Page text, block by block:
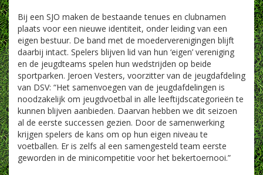
Bij een SJO maken de bestaande tenues en clubnamen
plaats voor een nieuwe identiteit, onder leiding van een
eigen bestuur. De band met de moederverenigingen blijft
daarbij intact. Spelers blijven lid van hun ‘eigen’ vereniging
en de jeugdteams spelen hun wedstrijden op beide
sportparken. Jeroen Vesters, voorzitter van de jeugdafdeling
van DSV: “Het samenvoegen van de jeugdafdelingen is
noodzakelijk om jeugdvoetbal in alle leeftijdscategorieën te
kunnen blijven aanbieden. Daarvan hebben we dit seizoen
al de eerste successen gezien. Door de samenwerking
krijgen spelers de kans om op hun eigen niveau te
voetballen. Er is zelfs al een samengesteld team eerste
geworden in de minicompetitie voor het bekertoernooi.”